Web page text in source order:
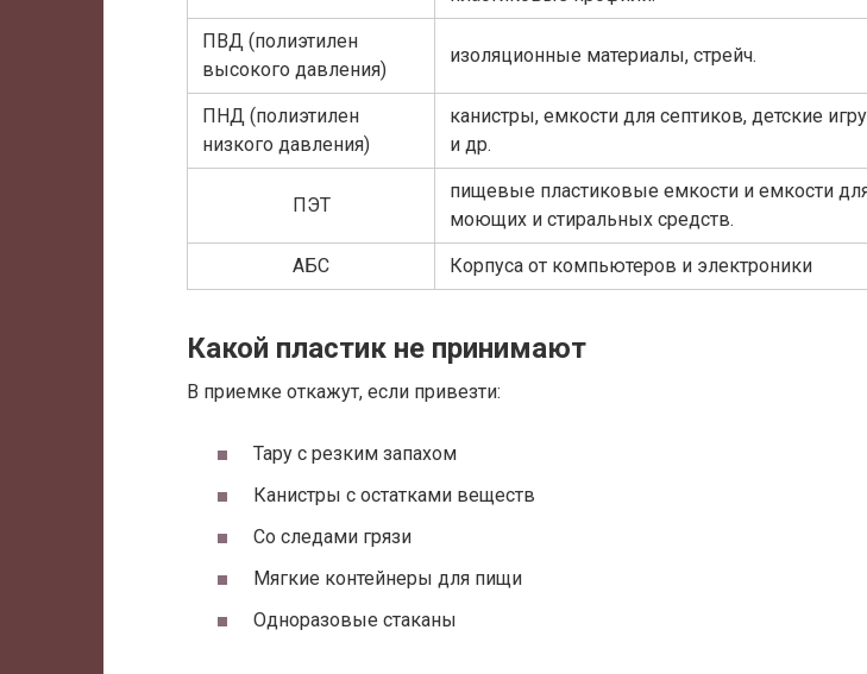
ПВД (полиэтилен
высокого давления)
изоляционные материалы, стрейч.
ПНД (полиэтилен
низкого давления)
канистры, емкости для септиков, детские
и др.
ПЭТ
пищевые пластиковые емкости и емкости
моющих и стиральных средств.
АБС Корпуса от компьютеров и электроники
Какой пластик не принимают
В приемке откажут, если привезти:
Тару с резким запахом
Канистры с остатками веществ
Со следами грязи
Мягкие контейнеры для пищи
Одноразовые стаканы